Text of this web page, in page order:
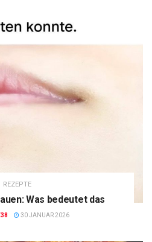
REZEPTE
Was bedeutet das
30 JANUAR 2026